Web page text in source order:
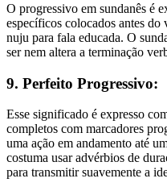
O progressivo em sundanês é
específicos colocados antes
nuju para fala educada. O
ser nem altera a terminação
9. Perfeito Progressivo:
Esse significado é expresso
completos com marcadores
uma ação em andamento até
costuma usar advérbios de
para transmitir suavemente a